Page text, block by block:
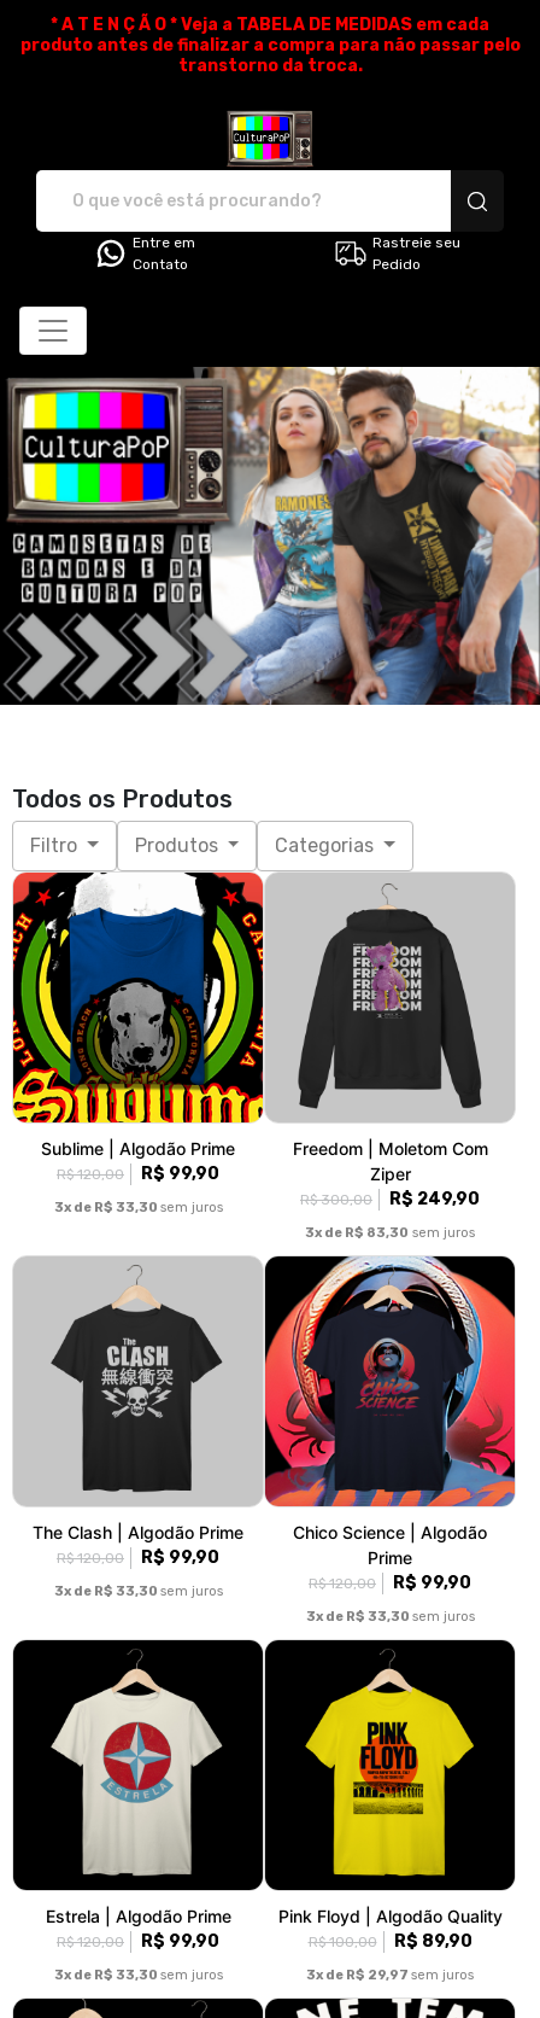
* A T E N Ç Ã O * Veja a TABELA DE MEDIDAS em cada
produto antes de finalizar a compra para não passar pelo
transtorno da troca.
Entre em
Contato
Rastreie seu
Pedido
Todos os Produtos
Filtro Produtos Categorias
Sublime | Algodão Prime
R$ 120,00 R$ 99,90
3x de R$ 33,30 sem juros
Freedom | Moletom Com
Ziper
R$ 300,00 R$ 249,90
3x de R$ 83,30 sem juros
The Clash | Algodão Prime
R$ 120,00 R$ 99,90
3x de R$ 33,30 sem juros
Chico Science | Algodão
Prime
R$ 120,00 R$ 99,90
3x de R$ 33,30 sem juros
Estrela | Algodão Prime
R$ 120,00 R$ 99,90
3x de R$ 33,30 sem juros
Pink Floyd | Algodão Quality
R$ 100,00 R$ 89,90
3x de R$ 29,97 sem juros